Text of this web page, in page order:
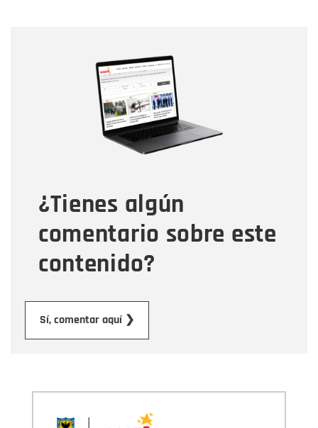
¿Tienes algún
comentario sobre este
contenido?
Sí, comentar aquí ❯
Correo electrónico
Tipo de comentario
Mensaje